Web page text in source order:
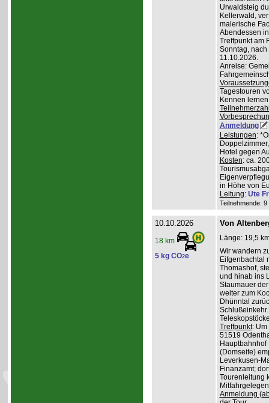
Urwaldsteig
Kellerwald,
malerische
Abendessen
Treffpunkt am
Sonntag,
11.10.2026.
Anreise:
Tagestouren
Kennen
Anmeldung
Leistungen:
Hotel gegen
Kosten: ca.
in Höhe von
Leitung: Ute
Teilnehmende:
10.10.2026
18 km
5 kg CO2e
Von
Länge: 19,5
Wir wandern
Eifgenbachtal
Thomashof,
und hinab ins
Staumauer
weiter zum
Dhünntal
Schlußeinkehr.
Treffpunkt: Um
51519
(Domseite)
Leverkusen-
Finanzamt;
Tourenleitung
Anmeldung